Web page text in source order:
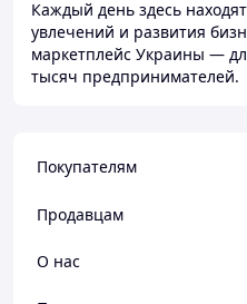
Каждый день здесь
увлечений и развития
маркетплейс Украины —
тысяч предпринимателей.
Покупателям
Продавцам
О нас